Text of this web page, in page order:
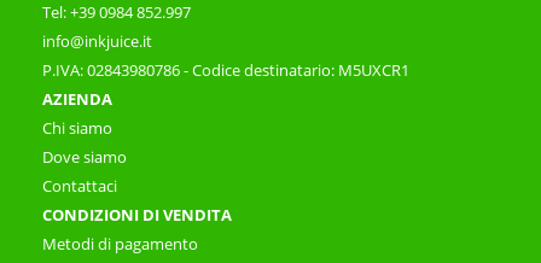
Tel: +39 0984 852.997
info@inkjuice.it
P.IVA: 02843980786 - Codice destinatario: M5UXCR1
AZIENDA
Chi siamo
Dove siamo
Contattaci
CONDIZIONI DI VENDITA
Metodi di pagamento